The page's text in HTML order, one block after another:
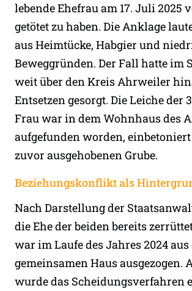
lebende Ehefrau am 17. Juli 2025
getötet zu haben. Die Anklage
aus Heimtücke, Habgier und
Beweggründen. Der Fall hatte im
weit über den Kreis Ahrweiler
Entsetzen gesorgt. Die Leiche der
Frau war in dem Wohnhaus des
aufgefunden worden,
zuvor ausgehobenen Grube.
Beziehungskonflikt als
Nach Darstellung der
die Ehe der beiden bereits
war im Laufe des Jahres 2024 aus
gemeinsamen Haus ausgezogen.
wurde das Scheidungsverfahren